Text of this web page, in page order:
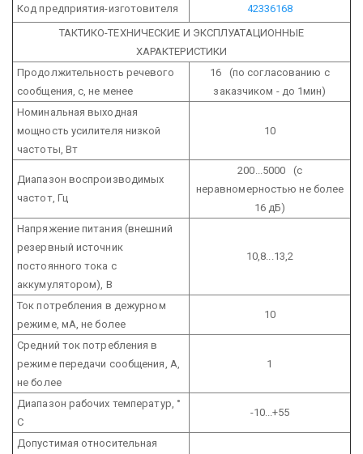
Код предприятия-изготовителя
42336168
ТАКТИКО-ТЕХНИЧЕСКИЕ И ЭКСПЛУАТАЦИОННЫЕ
ХАРАКТЕРИСТИКИ
Продолжительность речевого
сообщения, с, не менее
16 (по согласованию с
заказчиком - до 1мин)
Номинальная выходная
мощность усилителя низкой
частоты, Вт
10
Диапазон воспроизводимых
частот, Гц
200...5000 (с
неравномерностью не более
16 дБ)
Напряжение питания (внешний
резервный источник
постоянного тока с
аккумулятором), В
10,8...13,2
Ток потребления в дежурном
режиме, мА, не более
10
Средний ток потребления в
режиме передачи сообщения, А,
не более
1
Диапазон рабочих температур, °
С
-10...+55
Допустимая относительная